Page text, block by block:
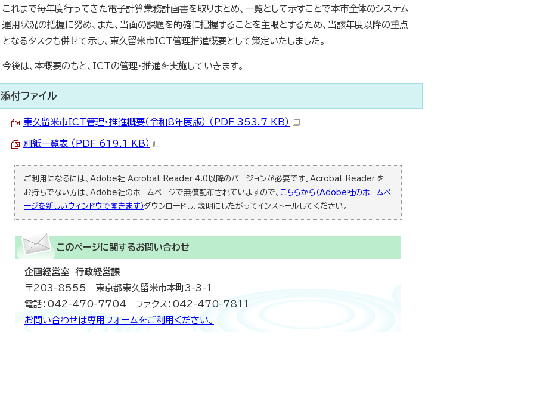
これまで毎年度行ってきた電子計算業務計画書を取りまとめ、一覧として示すことで本市全体のシステム
運用状況の把握に努め、また、当面の課題を的確に把握することを主眼とするため、当該年度以降の重点
となるタスクも併せて示し、東久留米市ICT管理推進概要として策定いたしました。
今後は、本概要のもと、ICTの管理・推進を実施していきます。
添付ファイル
東久留米市ICT管理・推進概要（令和8年度版） （PDF 353.7 KB）
別紙一覧表 （PDF 619.1 KB）
ご利用になるには、Adobe社 Acrobat Reader 4.0以降のバージョンが必要です。Acrobat Reader を
お持ちでない方は、Adobe社のホームページで無償配布されていますので、 こちらから（Adobe社のホームペ
ージを新しいウィンドウで開きます）ダウンロードし、説明にしたがってインストールしてください。
このページに関するお問い合わせ
企画経営室 行政経営課
〒203-8555 東京都東久留米市本町3-3-1
電話：042-470-7704 ファクス：042-470-7811
お問い合わせは専用フォームをご利用ください。